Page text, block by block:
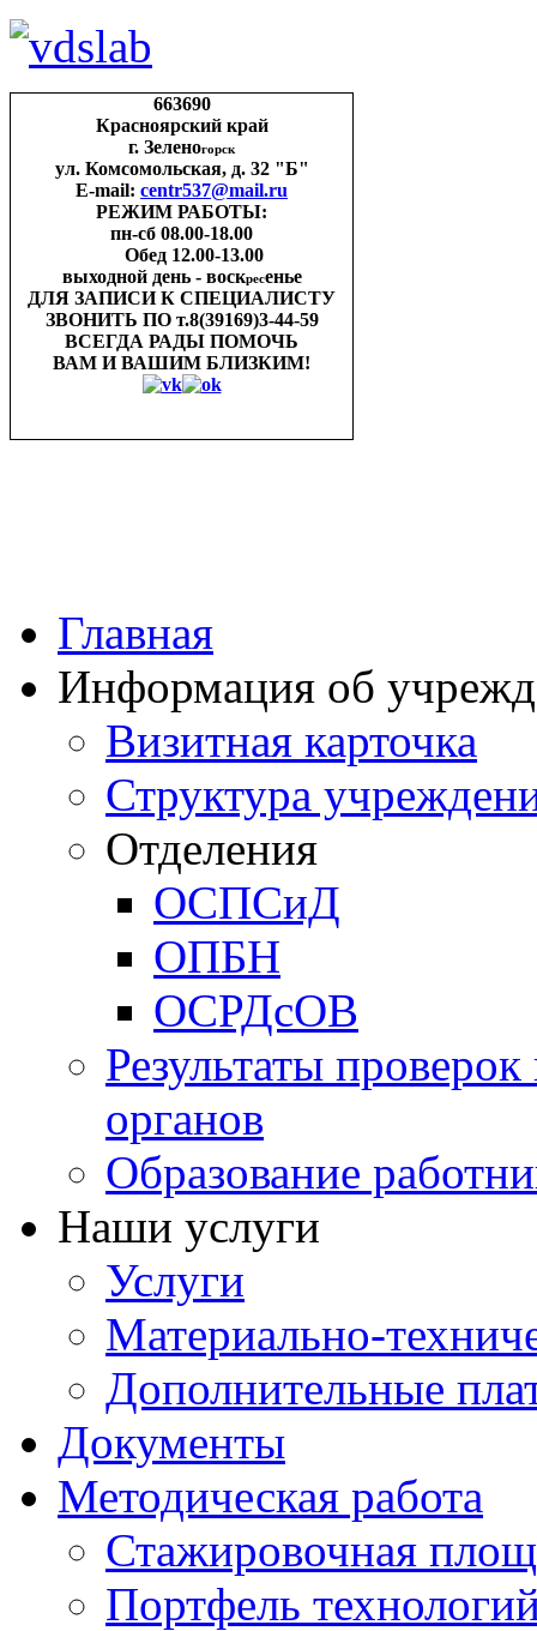
663690
Красноярский край
г. Зеленогорск
ул. Комсомольская, д. 32 "Б"
E-mail: centr537@mail.ru
РЕЖИМ РАБОТЫ:
пн-cб 08.00-18.00
Обед 12.00-13.00
выходной день - воскресенье
ДЛЯ ЗАПИСИК СПЕЦИАЛИСТУ
ЗВОНИТЬ ПО т.8(39169)3-44-59
ВСЕГДА РАДЫ ПОМОЧЬ
ВАМ И ВАШИМ БЛИЗКИМ!
Главная
Информация об
Визитная карточка
Структура
Отделения
ОСПСиД
ОПБН
ОСРДсОВ
Результаты
органов
Образование
Наши услуги
Услуги
Материально-
Дополнительные
Документы
Методическая работа
Стажировочная
Портфель